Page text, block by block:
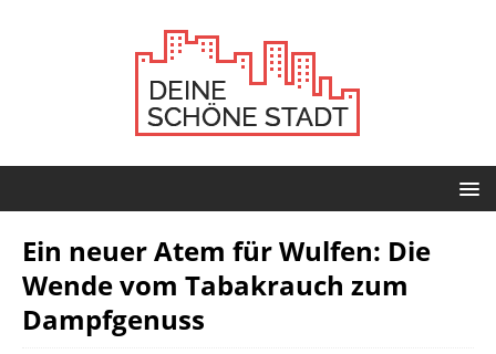
Ein neuer Atem für Wulfen: Die
Wende vom Tabakrauch zum
Dampfgenuss